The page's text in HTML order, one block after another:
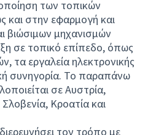
των τοπικών
και στην εφαρμογή και
βιώσιμων μηχανισμών
σε τοπικό επίπεδο, όπως
τα εργαλεία ηλεκτρονικής
συνηγορία. Το παραπάνω
σε Αυστρία,
Κροατία και
τον τρόπο με